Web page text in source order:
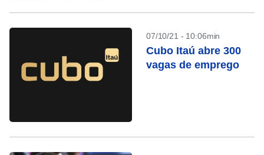
07/10/21 - 10:06min
Cubo Itaú abre 300
vagas de emprego